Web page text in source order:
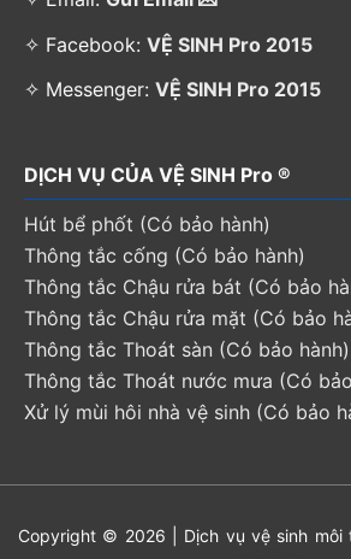
✧ Facebook: VỆ SINH Pro 2015
✧ Messenger: VỆ SINH Pro 2015
DỊCH VỤ CỦA VỆ SINH Pro ®
Hút bể phốt (Có bảo hành)
Thông tắc cống (Có bảo hành)
Thông tắc Chậu rửa bát (Có bảo
Thông tắc Chậu rửa mặt (Có bảo
Thông tắc Thoát sàn (Có bảo hành)
Thông tắc Thoát nước mưa (Có
Xử lý mùi hôi nhà vệ sinh (Có bảo
Copyright © 2026 | Dịch vụ vệ sinh môi